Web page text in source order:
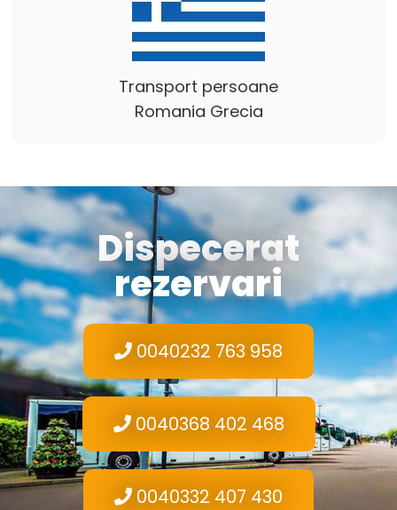
Transport persoane
Romania Grecia
Dispecerat
rezervari
0040232 763 958
0040368 402 468
0040332 407 430